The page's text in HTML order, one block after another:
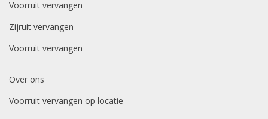
Voorruit vervangen
Zijruit vervangen
Voorruit vervangen
Over ons
Voorruit vervangen op locatie